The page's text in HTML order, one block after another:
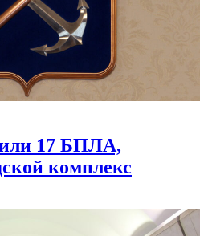
17 БПЛА,
комплекс